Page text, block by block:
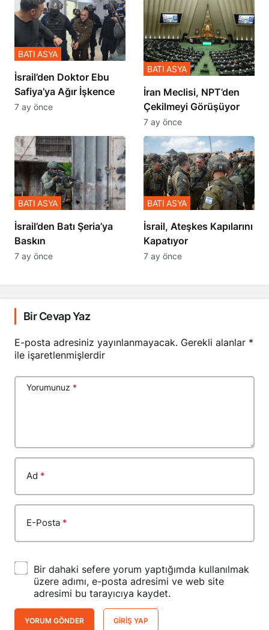
İsrail’den Doktor Ebu
Safiya’ya Ağır İşkence
BATI ASYA
7 ay önce
İran Meclisi, NPT’den
Çekilmeyi Görüşüyor
BATI ASYA
7 ay önce
​​​​​​​İsrail’den Batı Şeria’ya
Baskın
BATI ASYA
7 ay önce
İsrail, Ateşkes Kapılarını
Kapatıyor
BATI ASYA
7 ay önce
Bir Cevap Yaz
E-posta adresiniz yayınlanmayacak. Gerekli alanlar *
ile işaretlenmişlerdir
Yorumunuz *
Ad *
E-Posta *
Bir dahaki sefere yorum yaptığımda kullanılmak
üzere adımı, e-posta adresimi ve web site
adresimi bu tarayıcıya kaydet.
YORUM GÖNDER GIRIŞ YAP